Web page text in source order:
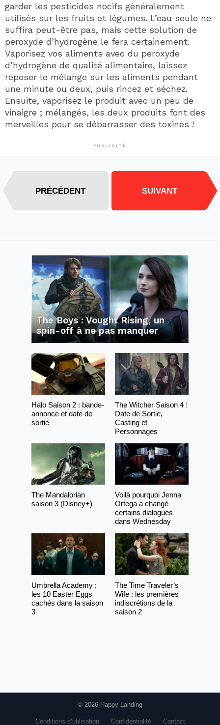
garder les pesticides nocifs généralement
utilisés sur les fruits et légumes. L’eau seule ne
suffira peut-être pas, mais cette solution de
peroxyde d’hydrogène le fera certainement.
Vaporisez vos aliments avec du peroxyde
d’hydrogène de qualité alimentaire, laissez
reposer le mélange sur les aliments pendant
une minute ou deux, puis rincez et séchez.
Ensuite, vaporisez le produit avec un peu de
vinaigre ; mélangés, les deux produits font des
merveilles pour se débarrasser des toxines !
PUBLICITÉ
PRÉCÉDENT SUIVANT
The Boys : Vought Rising, un
spin-off à ne pas manquer
Halo Saison 2 : bande-
annonce et date de
sortie
The Witcher Saison 4 :
Date de Sortie,
Casting et
Personnages
The Mandalorian
saison 3 (Disney+)
Voilà pourquoi Jenna
Ortega a changé
certains dialogues
dans Wednesday
Umbrella Academy :
les 10 Easter Eggs
cachés dans la saison
3
The Time Traveler’s
Wife : les premières
indiscrétions de la
saison 2
© 2026 Happy Landing
Conditions d’utilisation Confidentialité Contact